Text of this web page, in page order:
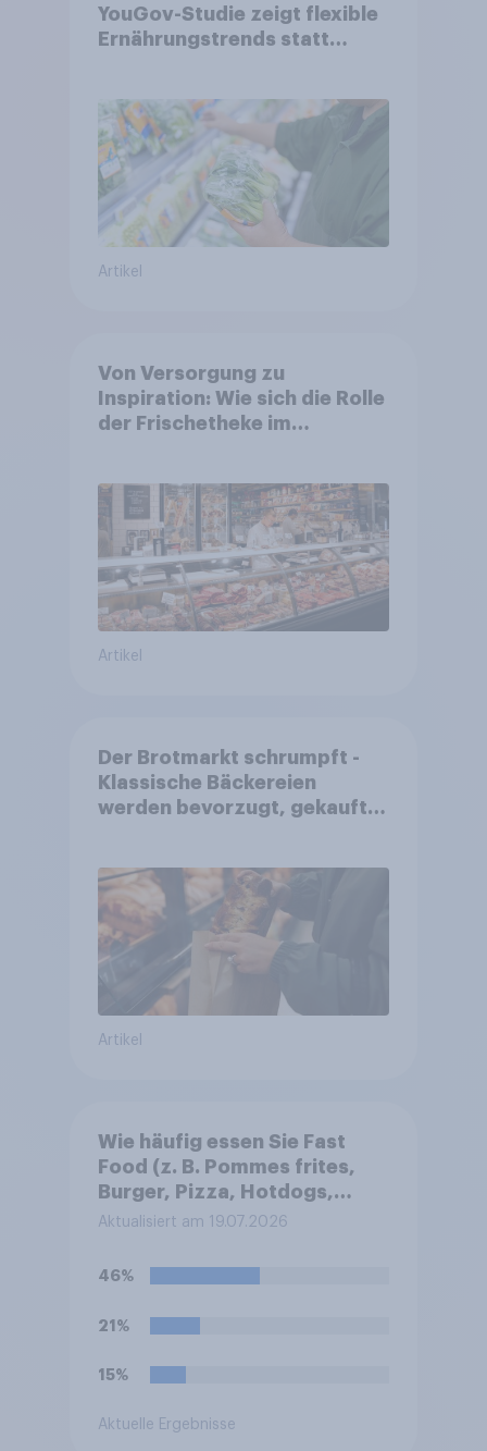
YouGov-Studie zeigt flexible
Ernährungstrends statt
Artikel
Von Versorgung zu
Inspiration: Wie sich die Rolle
der Frischetheke im
Artikel
Der Brotmarkt schrumpft -
Klassische Bäckereien
werden bevorzugt, gekauft
Artikel
Wie häufig essen Sie Fast
Food (z. B. Pommes frites,
Burger, Pizza, Hotdogs,
Chicken Nuggets oder
Aktualisiert am 19.07.2026
46%
21%
15%
Aktuelle Ergebnisse